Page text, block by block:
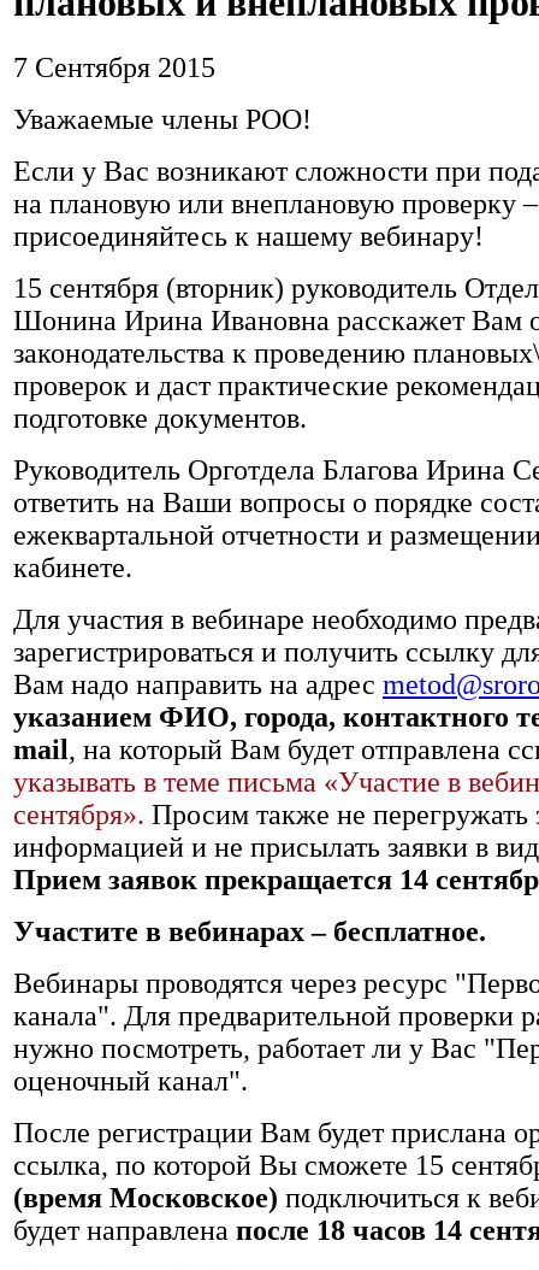
7 Сентября 2015
Уважаемые члены РОО!
Если у Вас возникают сложности при
на плановую или внеплановую проверку –
присоединяйтесь к нашему вебинару!
15 сентября (вторник) руководитель
Шонина Ирина Ивановна расскажет Вам
законодательства к проведению
проверок и даст практические
подготовке документов.
Руководитель Орготдела Благова Ирина
ответить на Ваши вопросы о порядке
ежеквартальной отчетности и
кабинете.
Для участия в вебинаре необходимо
зарегистрироваться и получить ссылку
Вам надо направить на адрес
указанием ФИО, города, контактного
mail, на который Вам будет отправлена
указывать в теме письма «Участие в
сентября». Просим также не перегружать
информацией и не присылать заявки в
Прием заявок прекращается 14
Участите в вебинарах – бесплатное.
Вебинары проводятся через ресурс
канала". Для предварительной проверки
нужно посмотреть, работает ли у Вас
оценочный канал".
После регистрации Вам будет прислана
ссылка, по которой Вы сможете 15
(время Московское) подключиться к
будет направлена после 18 часов 14